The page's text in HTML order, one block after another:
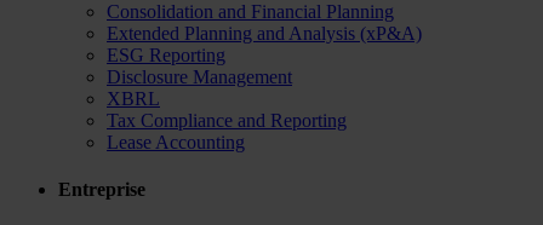
Consolidation and Financial Planning
Extended Planning and Analysis (xP&A)
ESG Reporting
Disclosure Management
XBRL
Tax Compliance and Reporting
Lease Accounting
Entreprise